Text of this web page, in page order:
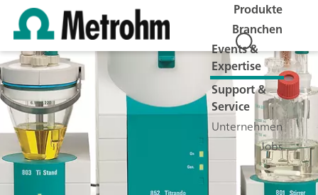
Produkte
Branchen
Events &
Expertise
Support &
Service
Unternehmen
Jobs